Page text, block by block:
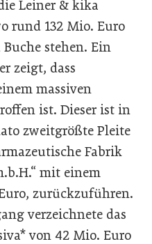
Leiner & kika
rund 132 Mio. Euro
stehen. Ein
zeigt, dass
massiven
ist. Dieser ist in
zweitgrößte Pleite
Fabrik
mit einem
zurückzuführen.
verzeichnete das
von 42 Mio. Euro